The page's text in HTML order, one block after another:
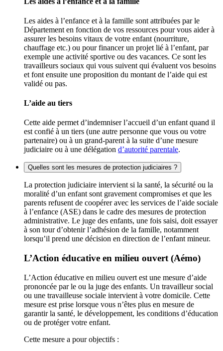
Les aides à l’enfance et à la famille sont attribuées par le
Département en fonction de vos ressources pour vous aider à
assurer les besoins vitaux de votre enfant (nourriture,
chauffage etc.) ou pour financer un projet lié à l’enfant, par
exemple une activité sportive ou des vacances. Ce sont les
travailleurs sociaux qui vous suivent qui évaluent vos besoins
et font ensuite une proposition du montant de l’aide qui est
validé ou pas.
L’aide au tiers
Cette aide permet d’indemniser l’accueil d’un enfant quand il
est confié à un tiers (une autre personne que vous ou votre
partenaire) ou à un grand-parent à la suite d’une mesure
judiciaire ou à une délégation d’autorité parentale.
Quelles sont les mesures de protection judiciaires ?
La protection judiciaire intervient si la santé, la sécurité ou la
moralité d’un enfant sont gravement compromises et que les
parents refusent de coopérer avec les services de l’aide sociale
à l’enfance (ASE) dans le cadre des mesures de protection
administrative. Le juge des enfants, une fois saisi, doit essayer
à son tour d’obtenir l’adhésion de la famille, notamment
lorsqu’il prend une décision en direction de l’enfant mineur.
L’Action éducative en milieu ouvert (Aémo)
L’Action éducative en milieu ouvert est une mesure d’aide
prononcée par le ou la juge des enfants. Un travailleur social
ou une travailleuse sociale intervient à votre domicile. Cette
mesure est prise lorsque vous n’êtes plus en mesure de
garantir la santé, le développement, les conditions d’éducation
ou de protéger votre enfant.
Cette mesure a pour objectifs :